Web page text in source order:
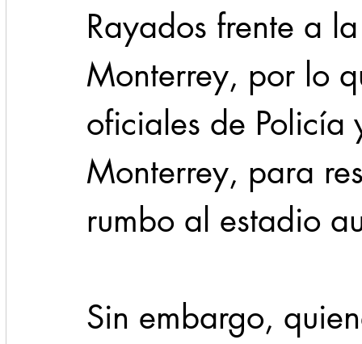
Rayados frente a
Monterrey, por lo
oficiales de Policía
Monterrey, para
rumbo al estadio
Sin embargo,